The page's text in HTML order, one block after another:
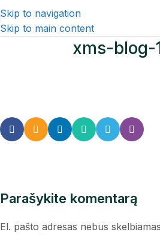
Skip to navigation
Skip to main content
xms-blog-
Parašykite komentarą
El. pašto adresas nebus